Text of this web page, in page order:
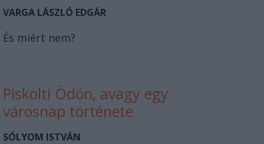
VARGA LÁSZLÓ EDGÁR
És miért nem?
Piskolti Ödön, avagy egy
városnap története
SÓLYOM ISTVÁN